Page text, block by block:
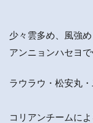
少々雲多め、風強
アンニョンハセヨ
ラウラウ・松安丸
コリアンチームによ